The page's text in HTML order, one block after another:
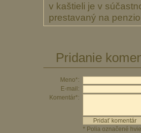
v kaštieli je v
prestavaný na
Pridanie
Meno*:
E-mail:
Komentár*:
* Polia označené